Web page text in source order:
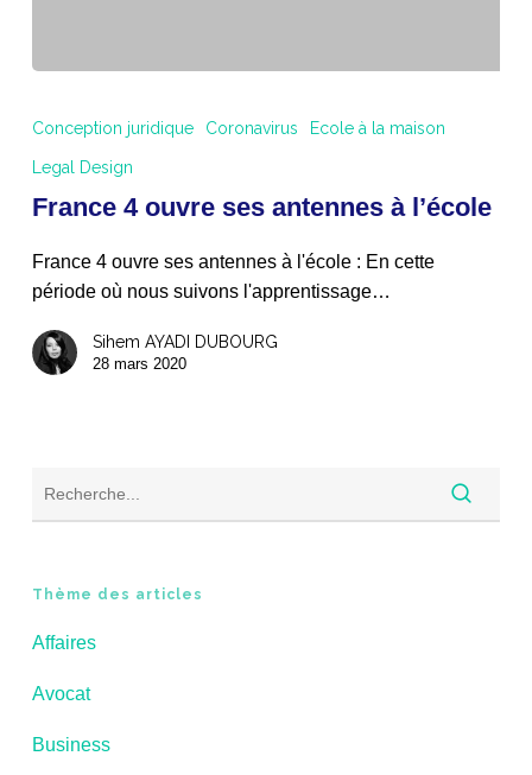
ses
antennes
l’école
Conception juridique Coronavirus Ecole à la maison
Legal Design
France 4 ouvre ses antennes à l’école
France 4 ouvre ses antennes à l'école : En cette
période où nous suivons l'apprentissage…
Sihem AYADI DUBOURG
28 mars 2020
Thème des articles
Affaires
Avocat
Business